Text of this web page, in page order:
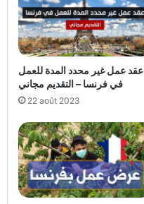
عقد عمل غير محدد المدة للعمل
في فرنسا – التقديم مجاني
22 août 2023